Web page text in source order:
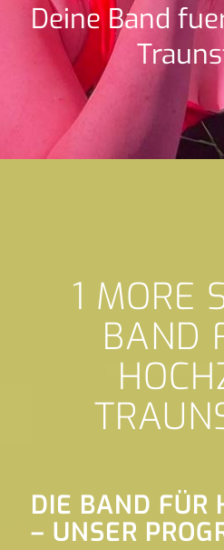
Deine Band
1 MORE
BAND
DIE BAND FÜR
– UNSER